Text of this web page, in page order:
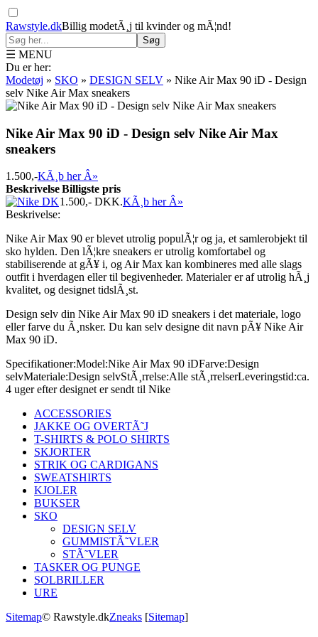
Rawstyle.dkBillig modetÃ¸j til kvinder og mÃ¦nd!
Søg
☰ MENU
Du er her:
Modetøj » SKO » DESIGN SELV » Nike Air Max 90 iD - Design
selv Nike Air Max sneakers
Nike Air Max 90 iD - Design selv Nike Air Max
sneakers
1.500,-KÃ¸b her Â»
BeskrivelseBilligste pris
1.500,- DKK.KÃ¸b her Â»
Beskrivelse:
Nike Air Max 90 er blevet utrolig populÃ¦r og ja, et samlerobjekt til
sko hylden. Den lÃ¦kre sneakers er utrolig komfortabel og
stabiliserende at gÃ¥ i, og Air Max kan kombineres med alle slags
outfit i hverdagen eller til begivenheder. Materialer er af utrolig hÃ¸j
kvalitet, og designet tidslÃ¸st.
Design selv din Nike Air Max 90 iD sneakers i det materiale, logo
eller farve du Ã¸nsker. Du kan selv designe dit navn pÃ¥ Nike Air
Max 90 iD.
Specifikationer:Model:Nike Air Max 90 iDFarve:Design
selvMateriale:Design selvStÃ¸rrelse:Alle stÃ¸rrelserLeveringstid:ca.
4 uger efter designet er sendt til Nike
ACCESSORIES
JAKKE OG OVERTÃ˜J
T-SHIRTS & POLO SHIRTS
SKJORTER
STRIK OG CARDIGANS
SWEATSHIRTS
KJOLER
BUKSER
SKO
DESIGN SELV
GUMMISTÃ˜VLER
STÃ˜VLER
TASKER OG PUNGE
SOLBRILLER
URE
Sitemap© Rawstyle.dkZneaks [Sitemap]